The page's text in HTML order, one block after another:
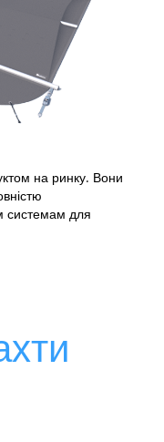
на ринку. Вони
системам для